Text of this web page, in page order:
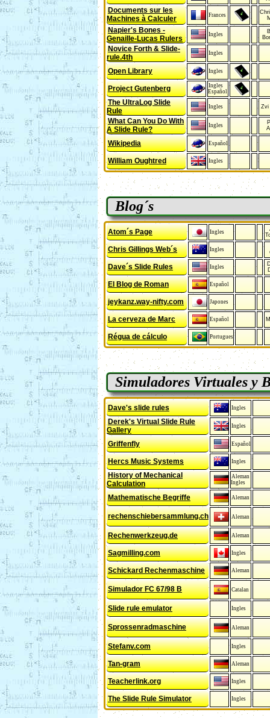
Documents sur les
Machines à Calculer
Frances
Napier's Bones -
Genaille-Lucas Rulers
Ingles
Novice Forth & Slide-
rule.4th
Ingles
Open Library Ingles
Project Gutenberg
Ingles
Español
The UltraLog Slide
Rule
Ingles Zvi
What Can You Do With
A Slide Rule?
Ingles
Wikipedia Español
William Oughtred Ingles
Blog´s
Atom´s Page Ingles
Chris Gillings Web´s Ingles
Dave´s Slide Rules Ingles
El Blog de Roman Español
jeykanz.way-nifty.com Japones
La cerveza de Marc Español
Régua de cálculo Portugues
Simuladores Virtuales y
Dave's slide rules Ingles
Derek's Virtual Slide Rule
Gallery
Ingles
Griffenfly Español
Hercs Music Systems Ingles
History of Mechanical
Calculation
Aleman
Ingles
Mathematische Begriffe Aleman
rechenschiebersammlung.ch Aleman
Rechenwerkzeug.de Aleman
Sagmilling.com Ingles
Schickard Rechenmaschine Aleman
Simulador FC 67/98 B Catalan
Slide rule emulator Ingles
Sprossenradmaschine Aleman
Stefanv.com Ingles
Tan-gram Aleman
Teacherlink.org Ingles
The Slide Rule Simulator Ingles